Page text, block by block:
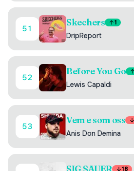
51
Skechers 1
DripReport
52
Before You Go
Lewis Capaldi
53
Vem e som oss
Anis Don Demina
18